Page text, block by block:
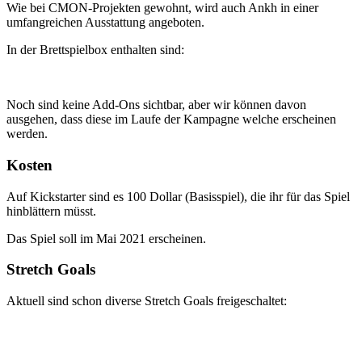
Wie bei CMON-Projekten gewohnt, wird auch Ankh in einer
umfangreichen Ausstattung angeboten.
In der Brettspielbox enthalten sind:
Noch sind keine Add-Ons sichtbar, aber wir können davon
ausgehen, dass diese im Laufe der Kampagne welche erscheinen
werden.
Kosten
Auf Kickstarter sind es 100 Dollar (Basisspiel), die ihr für das Spiel
hinblättern müsst.
Das Spiel soll im Mai 2021 erscheinen.
Stretch Goals
Aktuell sind schon diverse Stretch Goals freigeschaltet: